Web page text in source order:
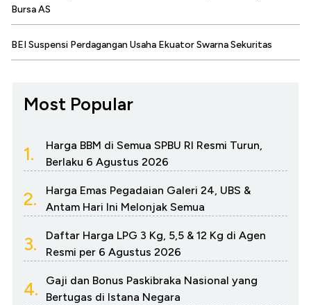
Bursa AS
BEI Suspensi Perdagangan Usaha Ekuator Swarna Sekuritas
Most Popular
1.
Harga BBM di Semua SPBU RI Resmi Turun,
Berlaku 6 Agustus 2026
2.
Harga Emas Pegadaian Galeri 24, UBS &
Antam Hari Ini Melonjak Semua
3.
Daftar Harga LPG 3 Kg, 5,5 & 12 Kg di Agen
Resmi per 6 Agustus 2026
4.
Gaji dan Bonus Paskibraka Nasional yang
Bertugas di Istana Negara